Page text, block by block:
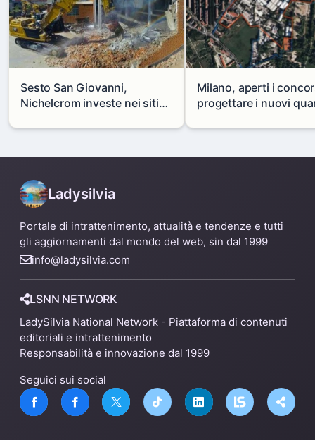
Sesto San Giovanni,
Nichelcrom investe nei siti
capannone per fare spazio a
Milano, aperti i
progettare i nuovi
Mare
Ladysilvia
Portale di intrattenimento, attualità e tendenze e tutti
gli aggiornamenti dal mondo del web, sin dal 1999
info@ladysilvia.com
LSNN NETWORK
LadySilvia National Network - Piattaforma di contenuti
editoriali e intrattenimento
Responsabilità e innovazione dal 1999
Seguici sui social